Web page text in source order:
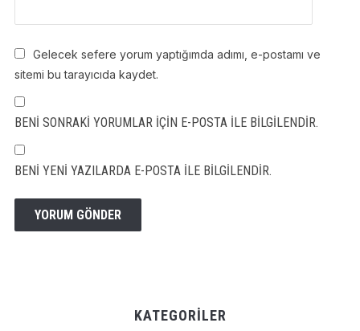
Gelecek sefere yorum yaptığımda adımı, e-postamı ve
sitemi bu tarayıcıda kaydet.
BENI SONRAKI YORUMLAR IÇIN E-POSTA ILE BILGILENDIR.
BENI YENI YAZILARDA E-POSTA ILE BILGILENDIR.
KATEGORILER